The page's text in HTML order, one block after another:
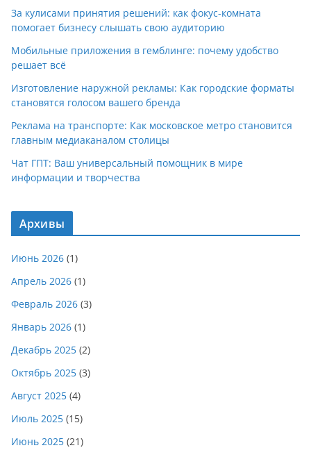
За кулисами принятия решений: как фокус-комната
помогает бизнесу слышать свою аудиторию
Мобильные приложения в гемблинге: почему удобство
решает всё
Изготовление наружной рекламы: Как городские форматы
становятся голосом вашего бренда
Реклама на транспорте: Как московское метро становится
главным медиаканалом столицы
Чат ГПТ: Ваш универсальный помощник в мире
информации и творчества
Архивы
Июнь 2026 (1)
Апрель 2026 (1)
Февраль 2026 (3)
Январь 2026 (1)
Декабрь 2025 (2)
Октябрь 2025 (3)
Август 2025 (4)
Июль 2025 (15)
Июнь 2025 (21)